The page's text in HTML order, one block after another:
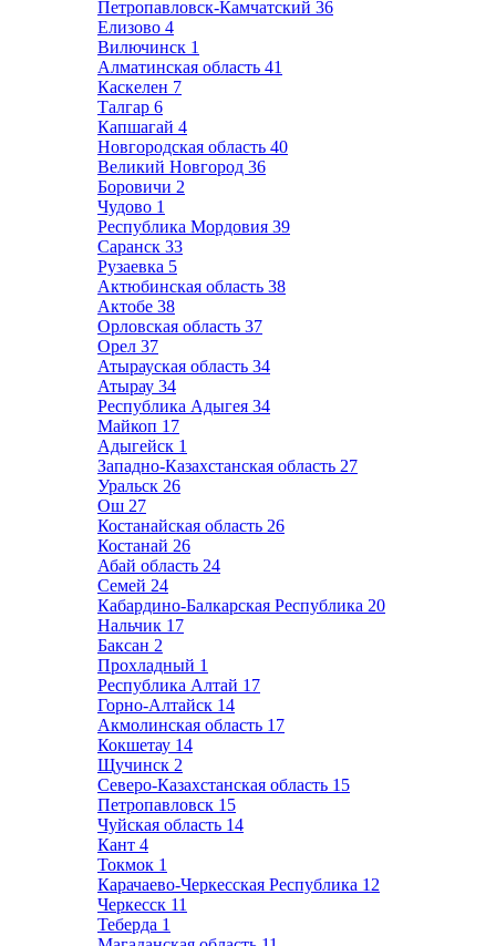
Петропавловск-Камчатский 36
Елизово 4
Вилючинск 1
Алматинская область 41
Каскелен 7
Талгар 6
Капшагай 4
Новгородская область 40
Великий Новгород 36
Боровичи 2
Чудово 1
Республика Мордовия 39
Саранск 33
Рузаевка 5
Актюбинская область 38
Актобе 38
Орловская область 37
Орел 37
Атырауская область 34
Атырау 34
Республика Адыгея 34
Майкоп 17
Адыгейск 1
Западно-Казахстанская область 27
Уральск 26
Ош 27
Костанайская область 26
Костанай 26
Абай область 24
Семей 24
Кабардино-Балкарская Республика 20
Нальчик 17
Баксан 2
Прохладный 1
Республика Алтай 17
Горно-Алтайск 14
Акмолинская область 17
Кокшетау 14
Щучинск 2
Северо-Казахстанская область 15
Петропавловск 15
Чуйская область 14
Кант 4
Токмок 1
Карачаево-Черкесская Республика 12
Черкесск 11
Теберда 1